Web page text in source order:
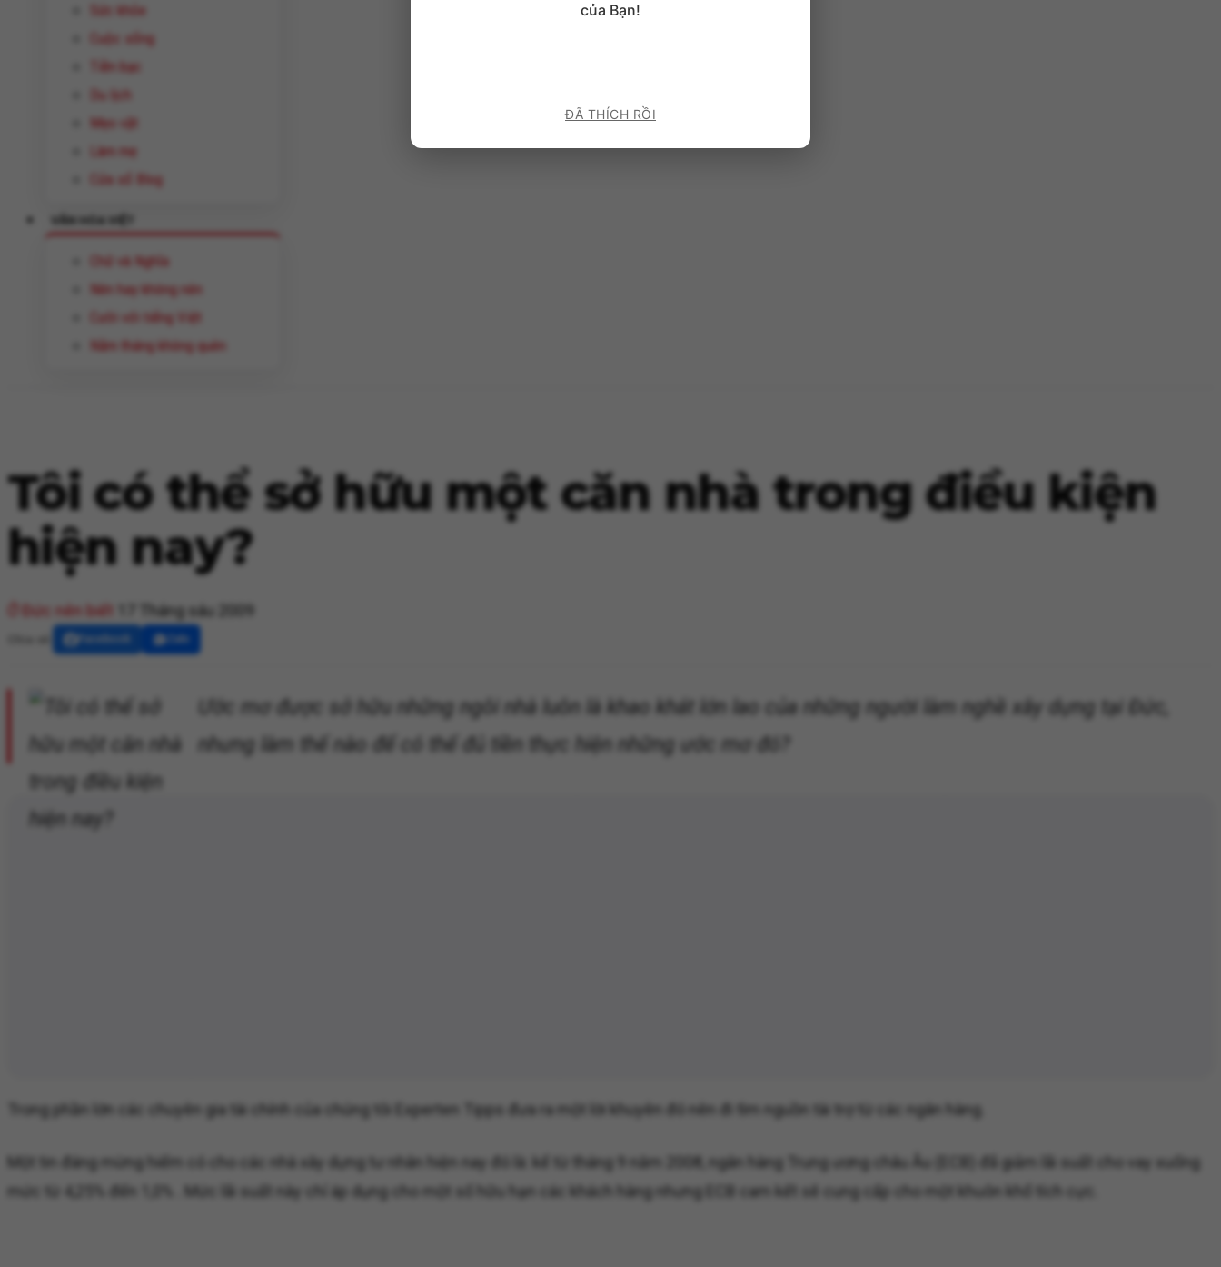
Sức khỏe
Cuộc sống
Tiền bạc
Du lịch
Mẹo vặt
Làm mẹ
Cửa sổ Blog
VĂN HÓA VIỆT
Chữ và Nghĩa
Nên hay không nên
Cười với tiếng Việt
Năm tháng không quên
Tôi có thể sở hữu một căn nhà trong điều kiện
hiện nay?
Ở Đức nên biết 17 Tháng sáu 2009
Ước mơ được sở hữu những ngôi nhà luôn là khao khát lớn lao của những người làm nghề xây dựng tại Đức,
nhưng làm thế nào để có thể đủ tiền thực hiện những ước mơ đó?
Trong phần lớn các chuyên gia tài chính của chúng tôi Experten Tipps đưa ra một lời khuyên đó nên đi tìm nguồn tài trợ từ các ngân hàng.
Một tin đáng mừng hiếm có cho các nhà xây dựng tư nhân hiện nay đó là: kể từ tháng 9 năm 2008, ngân hàng Trung ương châu Âu (ECB) đã giảm lãi suất cho vay xuống
mức từ 4,25% đến 1,0% . Mức lãi suất này chỉ áp dụng cho một số hữu hạn các khách hàng nhưng ECB cam kết sẽ cung cấp cho một khuôn khổ tích cực.
của Bạn!
ĐÃ THÍCH RỒI